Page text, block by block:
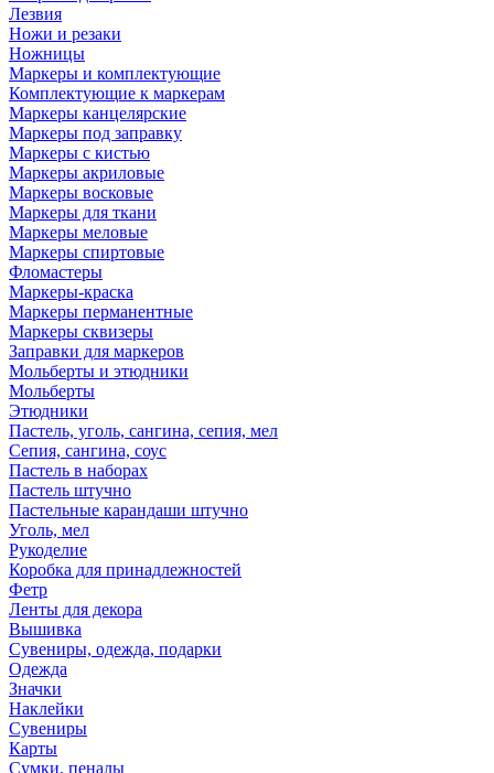
Лезвия
Ножи и резаки
Ножницы
Маркеры и комплектующие
Комплектующие к маркерам
Маркеры канцелярские
Маркеры под заправку
Маркеры с кистью
Маркеры акриловые
Маркеры восковые
Маркеры для ткани
Маркеры меловые
Маркеры спиртовые
Фломастеры
Маркеры-краска
Маркеры перманентные
Маркеры сквизеры
Заправки для маркеров
Мольберты и этюдники
Мольберты
Этюдники
Пастель, уголь, сангина, сепия, мел
Сепия, сангина, соус
Пастель в наборах
Пастель штучно
Пастельные карандаши штучно
Уголь, мел
Рукоделие
Коробка для принадлежностей
Фетр
Ленты для декора
Вышивка
Сувениры, одежда, подарки
Одежда
Значки
Наклейки
Сувениры
Карты
Сумки, пеналы